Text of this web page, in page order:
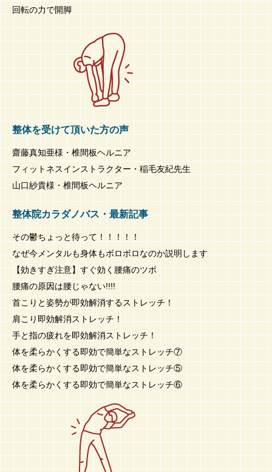
回転の力で開脚
整体を受けて頂いた方の声
齋藤真知亜様・椎間板ヘルニア
フィットネスインストラクター・稲毛友紀先生
山口紗貴様・椎間板ヘルニア
整体院カラダノバス・最新記事
その鬱ちょっと待って！！！！！
なぜ今メンタルも身体もボロボロなのか説明します
【効きすぎ注意】すぐ効く腰痛のツボ
腰痛の原因は腰じゃない!!!!
首こりと姿勢が即効解消するストレッチ！
肩こり即効解消ストレッチ！
手と指の疲れを即効解消ストレッチ！
体を柔らかくする即効で簡単なストレッチ⑦
体を柔らかくする即効で簡単なストレッチ⑤
体を柔らかくする即効で簡単なストレッチ⑥